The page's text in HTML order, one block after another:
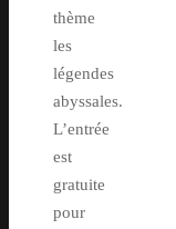
thème
les
légendes
abyssales.
L’entrée
est
gratuite
pour